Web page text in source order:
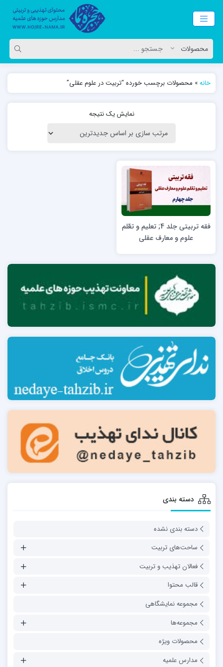
خانه» محصولات برچسب خورده “تربیت در علوم عقلی”
نمایش یک نتیجه
فقه تربیتی جلد 4; تعلیم و تعّلم
علوم و معارف عقلی
دسته بندی
دسته بندی نشده
ساحت‌های تربیت
فعالان تهذیب و تربیت
قالب محتوا
مجموعه نمایشگاهی
مجموعه‌ها
محصولات ویژه
مدارس علمیه